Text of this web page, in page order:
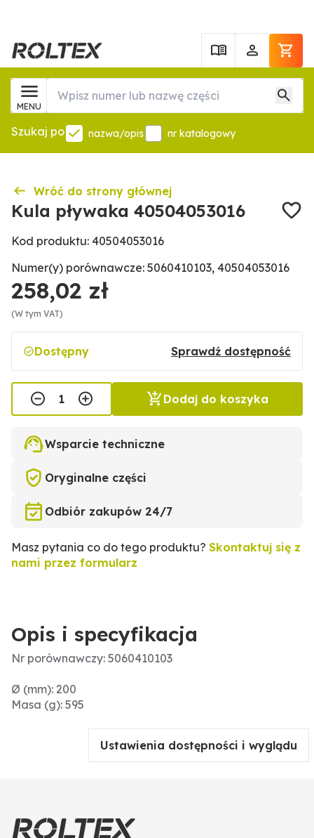
MENU
Szukaj po nazwa/opis nr katalogowy
Wróć do strony głównej
Kula pływaka 40504053016
Kod produktu: 40504053016
Numer(y) porównawcze: 5060410103, 40504053016
258,02 zł
(W tym VAT)
Dostępny Sprawdź dostępność
Dodaj do koszyka
Wsparcie techniczne
Oryginalne części
Odbiór zakupów 24/7
Masz pytania co do tego produktu? Skontaktuj się z
nami przez formularz
Opis i specyfikacja
Nr porównawczy: 5060410103
Ø (mm): 200
Masa (g): 595
Ustawienia dostępności i wyglądu